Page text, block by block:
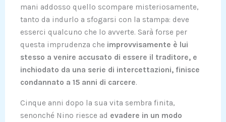
mani addosso quello scompare misteriosamente,
tanto da indurlo a sfogarsi con la stampa: deve
esserci qualcuno che lo avverte. Sarà forse per
questa imprudenza che improvvisamente è lui
stesso a venire accusato di essere il traditore, e
inchiodato da una serie di intercettazioni, finisce
condannato a 15 anni di carcere.
Cinque anni dopo la sua vita sembra finita,
senonché Nino riesce ad evadere in un modo